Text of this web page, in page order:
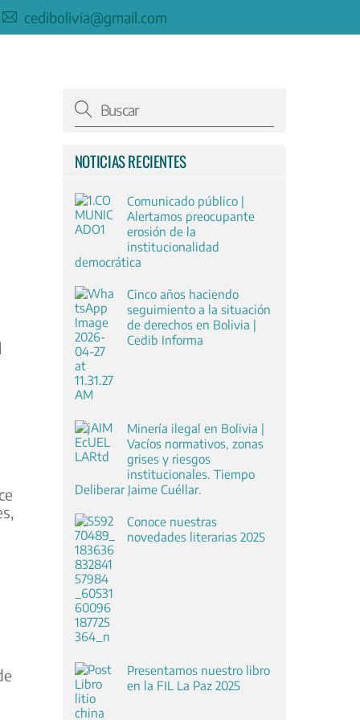
cedibolivia@gmail.com
NOTICIAS RECIENTES
Comunicado público |
Alertamos preocupante
erosión de la
institucionalidad
democrática
Cinco años haciendo
seguimiento a la situación
de derechos en Bolivia |
Cedib Informa
Minería ilegal en Bolivia |
Vacíos normativos, zonas
grises y riesgos
institucionales. Tiempo
Deliberar Jaime Cuéllar.
Conoce nuestras
novedades literarias 2025
Presentamos nuestro libro
en la FIL La Paz 2025